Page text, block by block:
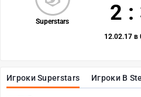
Игроки Superstars Игроки B
Superstars 2 :
12.02.17 в